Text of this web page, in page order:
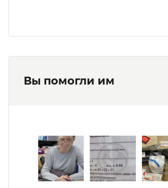
Для проведения досуга
библиотека с богатым
На каждом жилом этаже
зимние сады.
Вы помогли им